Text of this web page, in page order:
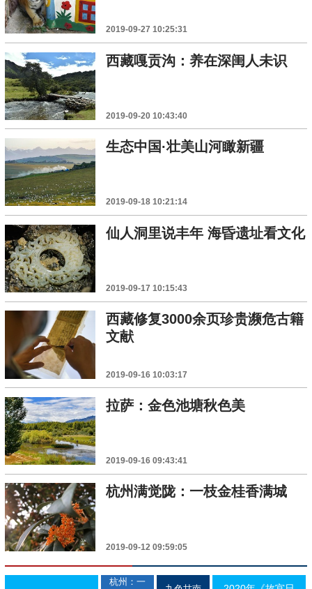
2019-09-27 10:25:31
西藏嘎贡沟：养在深闺人未识
2019-09-20 10:43:40
生态中国·壮美山河瞰新疆
2019-09-18 10:21:14
仙人洞里说丰年 海昏遗址看文化
2019-09-17 10:15:43
西藏修复3000余页珍贵濒危古籍
文献
2019-09-16 10:03:17
拉萨：金色池塘秋色美
2019-09-16 09:43:41
杭州满觉陇：一枝金桂香满城
2019-09-12 09:59:05
杭州：一